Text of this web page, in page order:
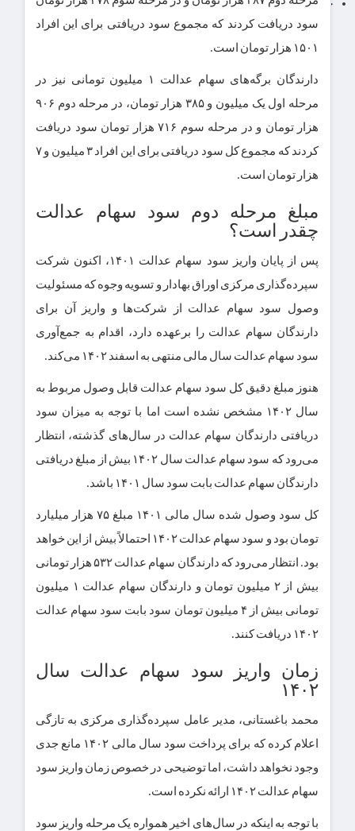
خرید انواع دیزل ژنراتور
سود دریافت کردند که مجموع سود دریافتی برای این افراد
۱۵۰۱ هزار تومان است.
دارندگان برگه‌های سهام عدالت ۱ میلیون تومانی نیز در
مرحله اول یک میلیون و ۳۸۵ هزار تومان، در مرحله دوم ۹۰۶
هزار تومان و در مرحله سوم ۷۱۶ هزار تومان سود دریافت
کردند که مجموع کل سود دریافتی برای این افراد ۳ میلیون و ۷
هزار تومان است.
مبلغ مرحله دوم سود سهام عدالت
چقدر است؟
پس از پایان واریز سود سهام عدالت ۱۴۰۱، اکنون شرکت
سپرده‌گذاری مرکزی اوراق بهادار و تسویه وجوه که مسئولیت
وصول سود سهام عدالت از شرکت‌ها و واریز آن برای
دارندگان سهام عدالت را برعهده دارد، اقدام به جمع‌آوری
سود سهام عدالت سال مالی منتهی به اسفند ۱۴۰۲ می‌کند.
هنوز مبلغ دقیق کل سود سهام عدالت قابل وصول مربوط به
سال ۱۴۰۲ مشخص نشده است اما با توجه به میزان سود
دریافتی دارندگان سهام عدالت در سال‌های گذشته، انتظار
می‌رود که سود سهام عدالت سال ۱۴۰۲ بیش از مبلغ دریافتی
دارندگان سهام عدالت بابت سود سال ۱۴۰۱ باشد.
کل سود وصول شده سال مالی ۱۴۰۱ مبلغ ۷۵ هزار میلیارد
تومان بود و سود سهام عدالت ۱۴۰۲ احتمالاً بیش از این خواهد
بود. انتظار می‌رود که دارندگان سهام عدالت ۵۳۲ هزار تومانی
بیش از ۲ میلیون تومان و دارندگان سهام عدالت ۱ میلیون
تومانی بیش از ۴ میلیون تومان سود بابت سود سهام عدالت
۱۴۰۲ دریافت کنند.
زمان واریز سود سهام عدالت سال
۱۴۰۲
محمد باغستانی، مدیر عامل سپرده‌گذاری مرکزی به تازگی
اعلام کرده که برای پرداخت سود سال مالی ۱۴۰۲ مانع جدی
وجود نخواهد داشت، اما توضیحی در خصوص زمان واریز سود
سهام عدالت ۱۴۰۲ ارائه نکرده است.
با توجه به اینکه در سال‌های اخیر همواره یک مرحله واریز سود